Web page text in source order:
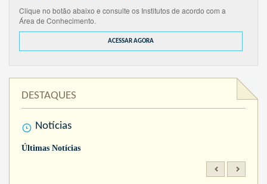
Clique no botão abaixo e consulte os Institutos de acordo com a
Área de Conhecimento.
ACESSAR AGORA
DESTAQUES
Notícias
Últimas Notícias